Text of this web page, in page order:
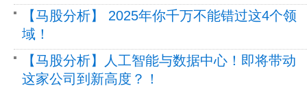
【马股分析】 2025年你千万不能错过这4个领
域！
【马股分析】人工智能与数据中心！即将带动
这家公司到新高度？！